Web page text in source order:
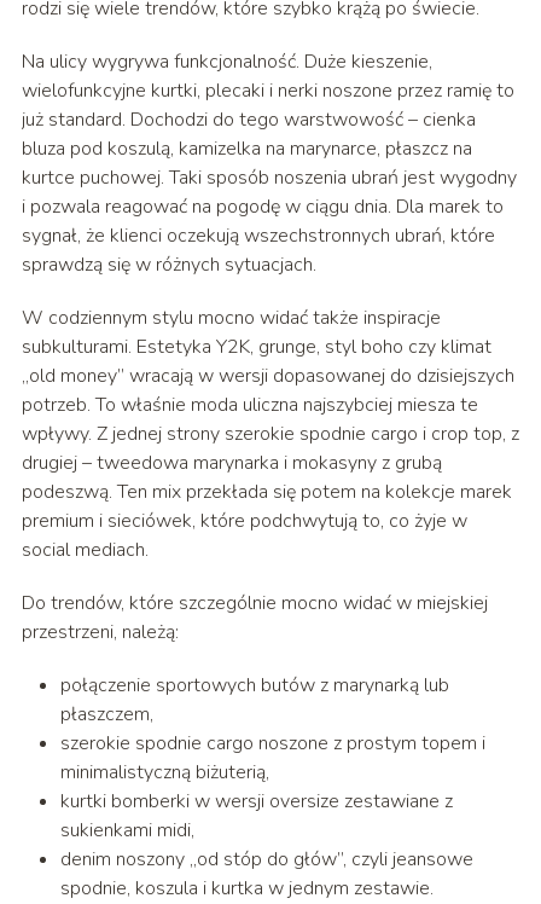
rodzi się wiele trendów, które szybko krążą po świecie.
Na ulicy wygrywa funkcjonalność. Duże kieszenie,
wielofunkcyjne kurtki, plecaki i nerki noszone przez ramię to
już standard. Dochodzi do tego warstwowość – cienka
bluza pod koszulą, kamizelka na marynarce, płaszcz na
kurtce puchowej. Taki sposób noszenia ubrań jest wygodny
i pozwala reagować na pogodę w ciągu dnia. Dla marek to
sygnał, że klienci oczekują wszechstronnych ubrań, które
sprawdzą się w różnych sytuacjach.
W codziennym stylu mocno widać także inspiracje
subkulturami. Estetyka Y2K, grunge, styl boho czy klimat
„old money” wracają w wersji dopasowanej do dzisiejszych
potrzeb. To właśnie moda uliczna najszybciej miesza te
wpływy. Z jednej strony szerokie spodnie cargo i crop top, z
drugiej – tweedowa marynarka i mokasyny z grubą
podeszwą. Ten mix przekłada się potem na kolekcje marek
premium i sieciówek, które podchwytują to, co żyje w
social mediach.
Do trendów, które szczególnie mocno widać w miejskiej
przestrzeni, należą:
połączenie sportowych butów z marynarką lub
płaszczem,
szerokie spodnie cargo noszone z prostym topem i
minimalistyczną biżuterią,
kurtki bomberki w wersji oversize zestawiane z
sukienkami midi,
denim noszony „od stóp do głów”, czyli jeansowe
spodnie, koszula i kurtka w jednym zestawie.